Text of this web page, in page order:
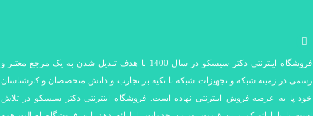
فروشگاه اینترنتی دکتر سیسکو در سال 1400 با هدف تبدیل شدن به یک مرجع معتبر و
رسمی در زمینه شبکه و تجهیزات شبکه با تکیه بر تجارب و دانش متخصصان و کارشناسان
خود پا به عرصه فروش اینترنتی نهاده است. فروشگاه اینترنتی دکتر سیسکو در تلاش